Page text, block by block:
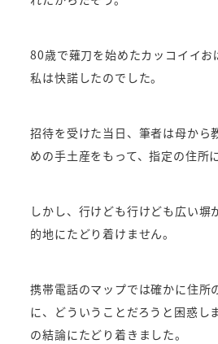
80歳で薙刀を始めたカッコイイお
私は快諾したのでした。
招待を受けた当日、筆者は母から
めの手土産をもって、指定の住所
しかし、行けども行けども広い塀
的地にたどり着けません。
携帯電話のマップでは確かに住所
に、どういうことだろうと困惑し
の結論にたどり着きました。